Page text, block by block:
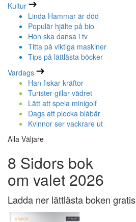
Kultur
Linda Hammar är död
Populär hjälte på bio
Hon ska dansa i tv
Titta på viktiga maskiner
Tips på lättlästa böcker
Vardags
Han fiskar kräftor
Turister gillar vädret
Lätt att spela minigolf
Dags att plocka blåbär
Kvinnor ser vackrare ut
Alla Väljare
8 Sidors bok
om valet 2026
Ladda ner lättlästa boken gratis